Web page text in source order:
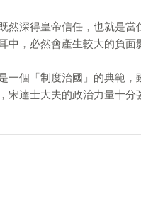
然深得皇帝信任，也就是
中，必然會產生較大的負面
一個「制度治國」的典範
宋達士大夫的政治力量十分